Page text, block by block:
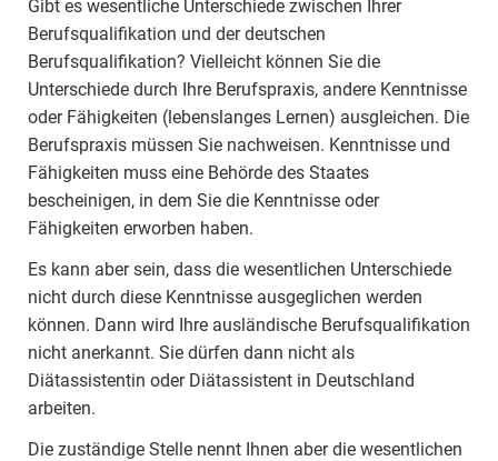
Gibt es wesentliche Unterschiede zwischen Ihrer
Berufsqualifikation und der deutschen
Berufsqualifikation? Vielleicht können Sie die
Unterschiede durch Ihre Berufspraxis, andere Kenntnisse
oder Fähigkeiten (lebenslanges Lernen) ausgleichen. Die
Berufspraxis müssen Sie nachweisen. Kenntnisse und
Fähigkeiten muss eine Behörde des Staates
bescheinigen, in dem Sie die Kenntnisse oder
Fähigkeiten erworben haben.
Es kann aber sein, dass die wesentlichen Unterschiede
nicht durch diese Kenntnisse ausgeglichen werden
können. Dann wird Ihre ausländische Berufsqualifikation
nicht anerkannt. Sie dürfen dann nicht als
Diätassistentin oder Diätassistent in Deutschland
arbeiten.
Die zuständige Stelle nennt Ihnen aber die wesentlichen